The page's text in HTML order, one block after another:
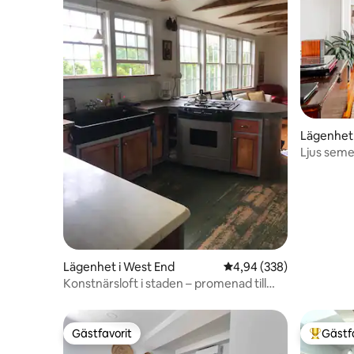
Lägenhet i West End 4,94 av 5 i
4,94 (338)
Konstnärsloft i staden – promenad till
Ljus
Gästfavorit
Gästfavorit Populär